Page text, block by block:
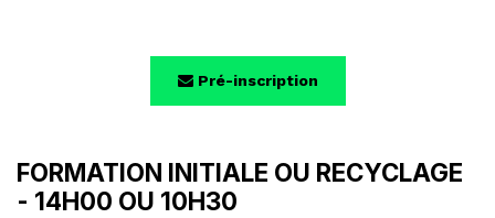
Pré-inscription
FORMATION INITIALE OU RECYCLAGE
- 14H00 OU 10H30